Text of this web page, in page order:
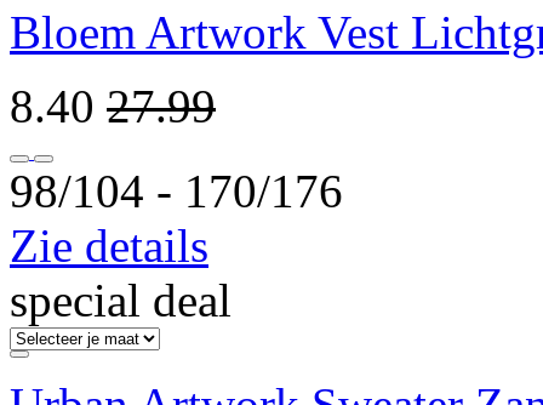
Bloem Artwork Vest
8.40 27.99
98/104 ‐ 170/176
Zie details
special deal